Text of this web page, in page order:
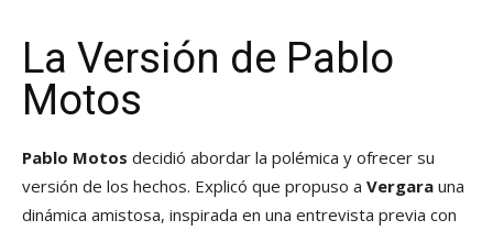
La Versión de Pablo
Motos
Pablo Motos decidió abordar la polémica y ofrecer su
versión de los hechos. Explicó que propuso a Vergara una
dinámica amistosa, inspirada en una entrevista previa con